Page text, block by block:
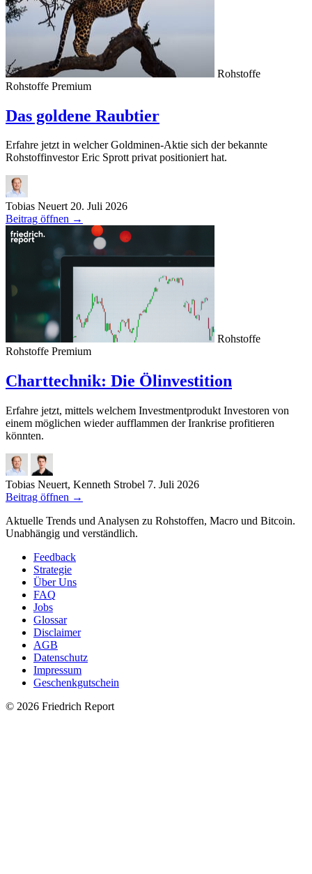
Rohstoffe
Rohstoffe Premium
Das goldene Raubtier
Erfahre jetzt in welcher Goldminen-Aktie sich der bekannte
Rohstoffinvestor Eric Sprott privat positioniert hat.
Tobias Neuert 20. Juli 2026
Beitrag öffnen →
Rohstoffe
Rohstoffe Premium
Charttechnik: Die Ölinvestition
Erfahre jetzt, mittels welchem Investmentprodukt Investoren von
einem möglichen wieder aufflammen der Irankrise profitieren
könnten.
Tobias Neuert, Kenneth Strobel 7. Juli 2026
Beitrag öffnen →
Aktuelle Trends und Analysen zu Rohstoffen, Macro und Bitcoin.
Unabhängig und verständlich.
Feedback
Strategie
Über Uns
FAQ
Jobs
Glossar
Disclaimer
AGB
Datenschutz
Impressum
Geschenkgutschein
© 2026 Friedrich Report